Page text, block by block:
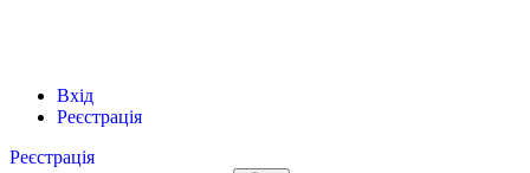
Вхід
Реєстрація
Реєстрація